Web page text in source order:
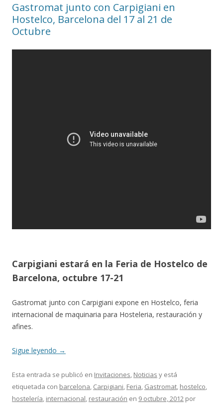
Gastromat junto con Carpigiani en
Hostelco, Barcelona del 17 al 21 de
Octubre
Carpigiani estará en la Feria de Hostelco de
Barcelona, octubre 17-21
Gastromat junto con Carpigiani expone en Hostelco, feria
internacional de maquinaria para Hosteleria, restauración y
afines.
Sigue leyendo →
Esta entrada se publicó en Invitaciones, Noticias y está
etiquetada con barcelona, Carpigiani, Feria, Gastromat, hostelco,
hostelería, internacional, restauración en 9 octubre, 2012 por